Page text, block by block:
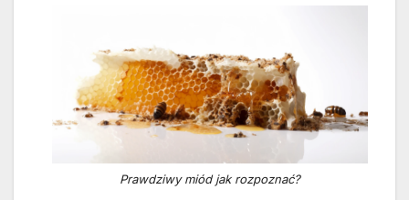
Prawdziwy miód jak rozpoznać?